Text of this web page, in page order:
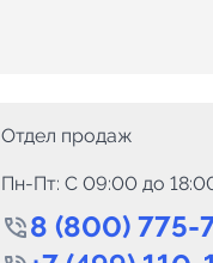
Отдел продаж
Пн-Пт: C 09:00 до
8 (800) 775-